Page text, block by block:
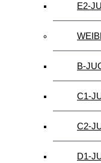
E2-
B-
C1-
C2-
D1-